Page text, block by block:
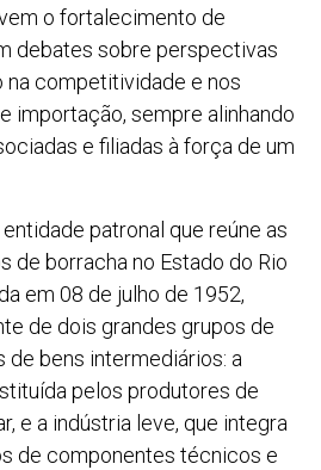
o fortalecimento de
debates sobre perspectivas
competitividade e nos
importação, sempre alinhando
e filiadas à força de um
patronal que reúne as
de borracha no Estado do Rio
em 08 de julho de 1952,
de dois grandes grupos de
de bens intermediários: a
pelos produtores de
e a indústria leve, que integra
de componentes técnicos e